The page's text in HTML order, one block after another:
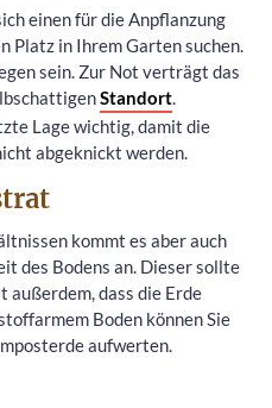
einen für die Anpflanzung
Platz in Ihrem Garten suchen.
sein. Zur Not verträgt das
Standort
Lage wichtig, damit die
abgeknickt werden.
kommt es aber auch
des Bodens an. Dieser sollte
außerdem, dass die Erde
Boden können Sie
aufwerten.